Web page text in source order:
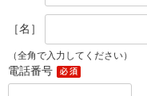
［名］
（全角で入力してください）
電話番号